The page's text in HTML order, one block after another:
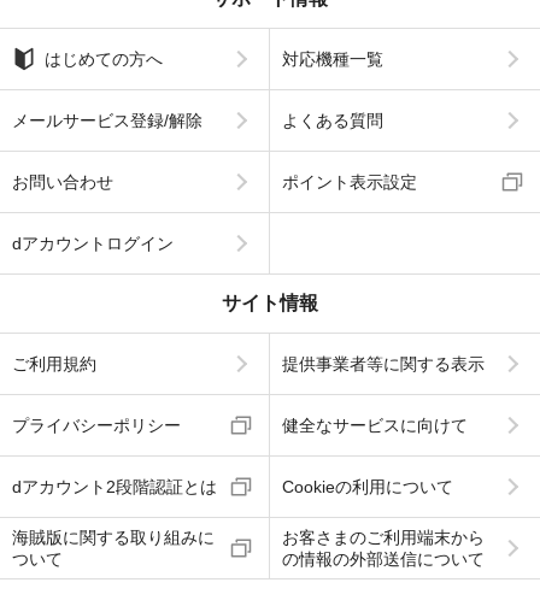
はじめての方へ 対応機種一覧
メールサービス登録/解除 よくある質問
お問い合わせ ポイント表示設定
dアカウントログイン
サイト情報
ご利用規約 提供事業者等に関する表示
プライバシーポリシー 健全なサービスに向けて
dアカウント2段階認証とは Cookieの利用について
海賊版に関する取り組みに
ついて
お客さまのご利用端末から
の情報の外部送信について